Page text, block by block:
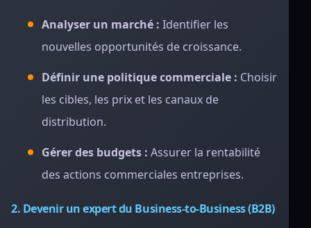
Analyser un marché : Identifier les
nouvelles opportunités de croissance.
Définir une politique commerciale : Choisir
les cibles, les prix et les canaux de
distribution.
Gérer des budgets : Assurer la rentabilité
des actions commerciales entreprises.
2. Devenir un expert du Business-to-Business (B2B)